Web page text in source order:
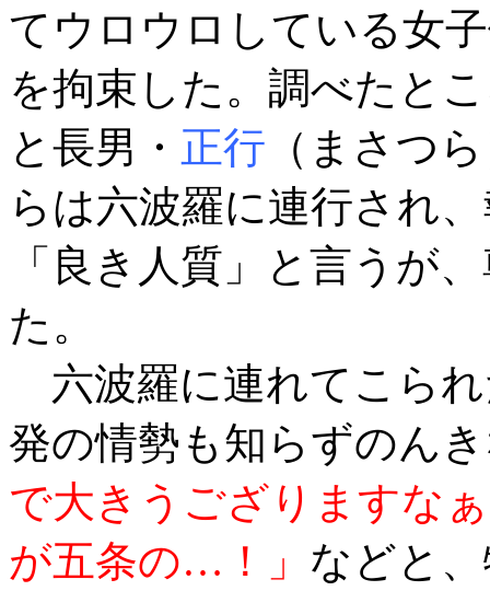
てウロウロしている女
を拘束した。調べたと
と長男・ 正行 （まさつ
らは六波羅に連行され
「良き人質」と言うが
た。
六波羅に連れてこら
発の情勢も知らずのん
で大きうござりますな
が五条の…！」 などと